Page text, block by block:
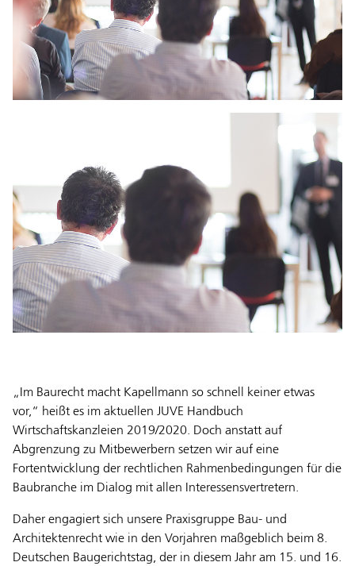
„Im Baurecht macht Kapellmann so schnell keiner etwas
vor,“ heißt es im aktuellen JUVE Handbuch
Wirtschaftskanzleien 2019/2020. Doch anstatt auf
Abgrenzung zu Mitbewerbern setzen wir auf eine
Fortentwicklung der rechtlichen Rahmenbedingungen für die
Baubranche im Dialog mit allen Interessensvertretern.
Daher engagiert sich unsere Praxisgruppe Bau- und
Architektenrecht wie in den Vorjahren maßgeblich beim 8.
Deutschen Baugerichtstag, der in diesem Jahr am 15. und 16.